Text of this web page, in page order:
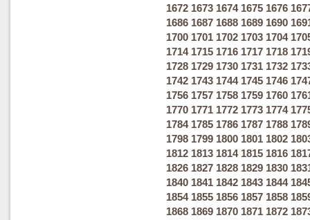
1672 1673 1674 1675 1676
1686 1687 1688 1689 1690
1700 1701 1702 1703 1704
1714 1715 1716 1717 1718
1728 1729 1730 1731 1732
1742 1743 1744 1745 1746
1756 1757 1758 1759 1760
1770 1771 1772 1773 1774
1784 1785 1786 1787 1788
1798 1799 1800 1801 1802
1812 1813 1814 1815 1816
1826 1827 1828 1829 1830
1840 1841 1842 1843 1844
1854 1855 1856 1857 1858
1868 1869 1870 1871 1872